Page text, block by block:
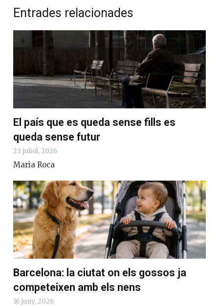
Entrades relacionades
El país que es queda sense fills es
queda sense futur
23 juliol, 2026
Maria Roca
Barcelona: la ciutat on els gossos ja
competeixen amb els nens
16 juny, 2026